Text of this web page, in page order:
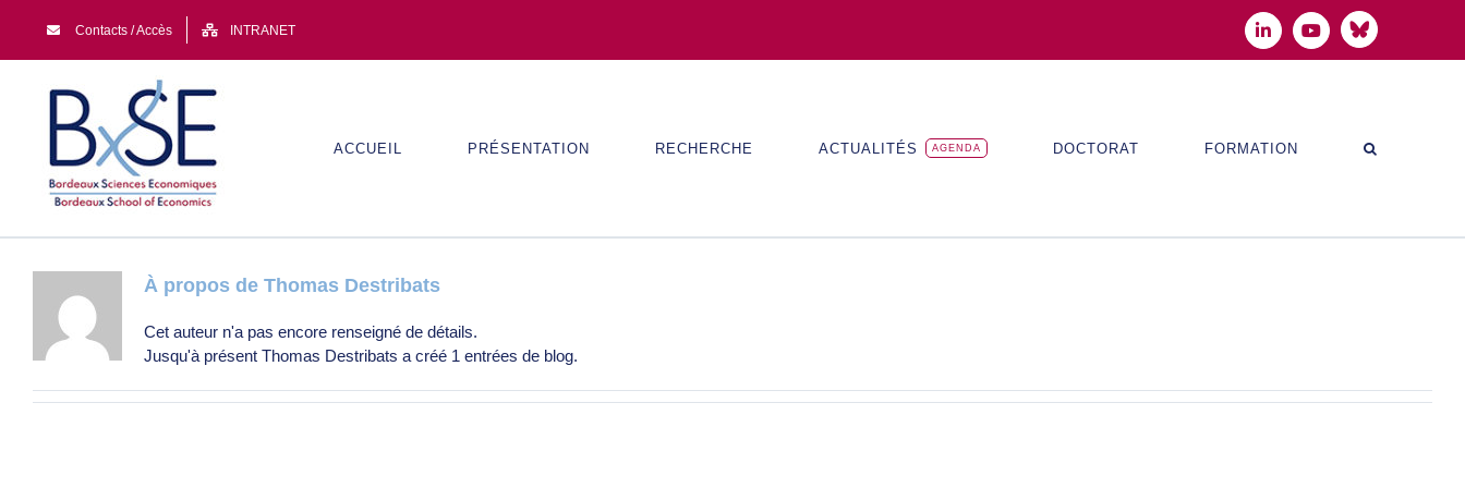
contenu
Contacts / Accès INTRANET LinkedInYouTubeBluesky
ACCUEIL PRÉSENTATION RECHERCHE ACTUALITÉS AGENDA DOCTORAT FORMATION
À propos de Thomas Destribats
Cet auteur n'a pas encore renseigné de détails.
Jusqu'à présent Thomas Destribats a créé 1 entrées de blog.